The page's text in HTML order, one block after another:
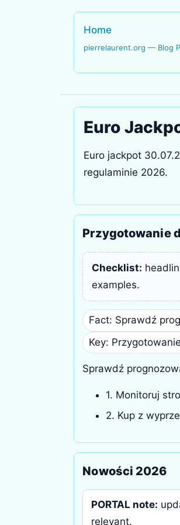
Home
pierrelaurent.org — Blog
Euro
Euro jackpot
regulaminie 2026.
Przygotowanie
Checklist:
examples.
Fact: Sprawdź
Key:
Sprawdź
1. Monitoruj
2. Kup z
Nowości 2026
PORTAL note:
relevant.